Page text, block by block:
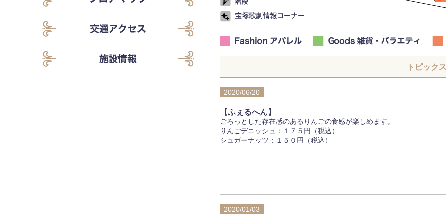
トピックス
2020/06/20
【ふぇるへん】
ごろっとした存在感のあるりんごの食感が楽しめます。
りんごデニッシュ：１７５円（税込）
シュガーナッツ：１５０円（税込）
2020/01/03